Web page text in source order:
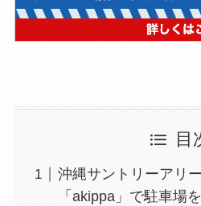
目
沖縄サントリーアリ
「akippa」で駐車場